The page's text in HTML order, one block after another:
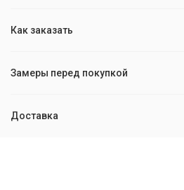
Как заказать
Замеры перед покупкой
Доставка